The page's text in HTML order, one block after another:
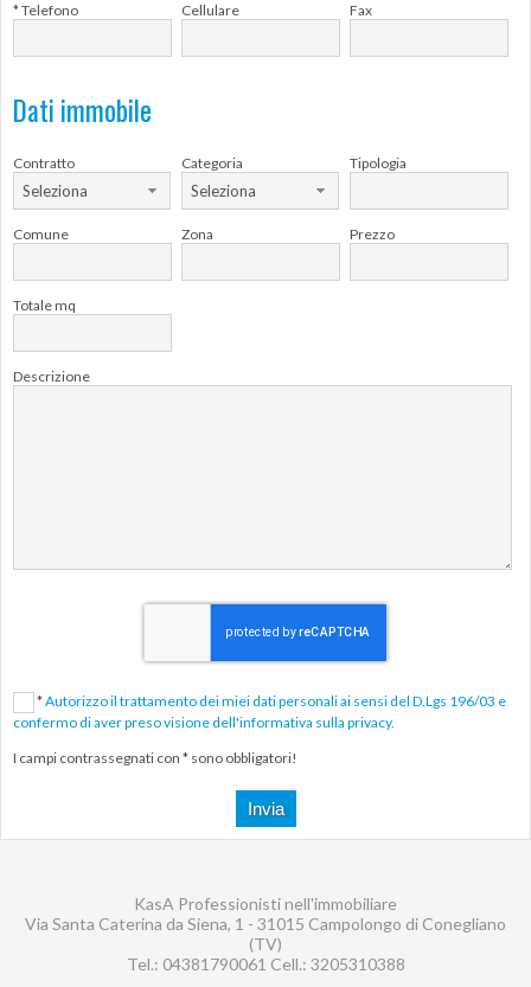
* Telefono Cellulare Fax
Dati immobile
Contratto
Seleziona
Categoria
Seleziona
Tipologia
Comune Zona Prezzo
Totale mq
Descrizione
*Autorizzo il trattamento dei miei dati personali ai sensi del D.Lgs 196/03 e
confermo di aver preso visione dell'informativa sulla privacy.
I campi contrassegnati con * sono obbligatori!
KasA Professionisti nell'immobiliare
Via Santa Caterina da Siena, 1 - 31015 Campolongo di Conegliano
(TV)
Tel.: 04381790061 Cell.: 3205310388